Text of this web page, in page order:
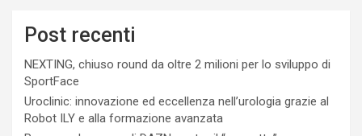
Post recenti
NEXTING, chiuso round da oltre 2 milioni per lo sviluppo di
SportFace
Uroclinic: innovazione ed eccellenza nell’urologia grazie al
Robot ILY e alla formazione avanzata